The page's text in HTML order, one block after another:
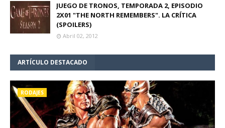
JUEGO DE TRONOS, TEMPORADA 2, EPISODIO
2X01 "THE NORTH REMEMBERS". LA CRÍTICA
(SPOILERS)
Abril 02, 2012
ARTÍCULO DESTACADO
RODAJES